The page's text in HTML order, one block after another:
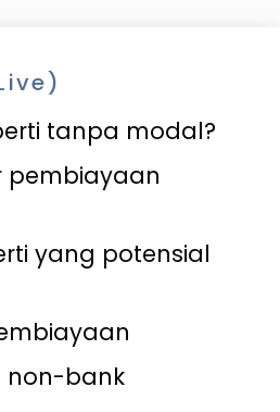
tanpa modal?
pembiayaan
yang potensial
non-bank